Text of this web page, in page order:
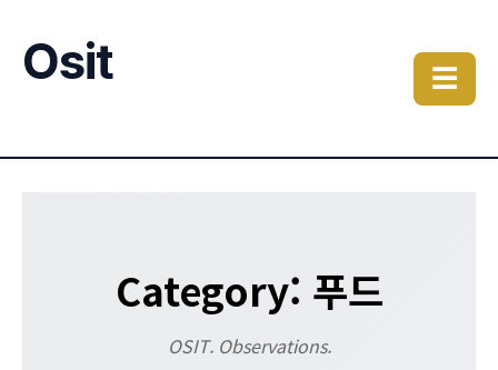
Osit ☰
Category: 푸드
OSIT. Observations.